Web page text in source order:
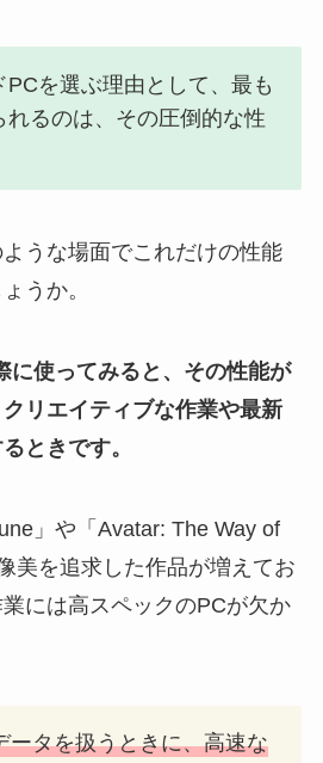
PCを選ぶ理由として、最も
れるのは、その圧倒的な性
うな場面でこれだけの性能
うか。
に使ってみると、その性能が
リエイティブな作業や最新
ときです。
」や「Avatar: The Way of
美を追求した作品が増えてお
には高スペックのPCが欠か
ータを扱うときに、高速な